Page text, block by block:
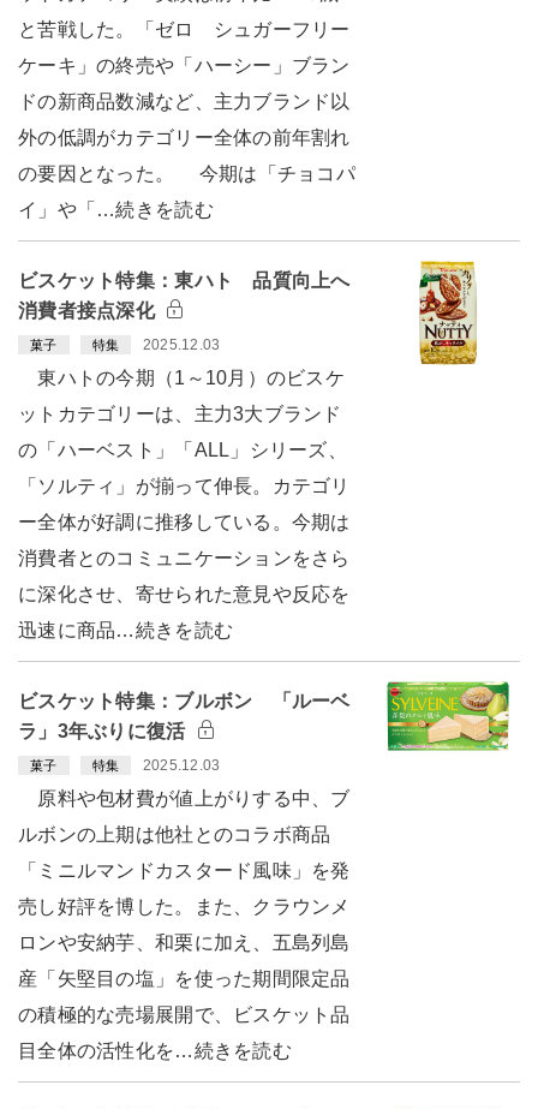
と苦戦した。「ゼロ シュガーフリー
ケーキ」の終売や「ハーシー」ブラン
ドの新商品数減など、主力ブランド以
外の低調がカテゴリー全体の前年割れ
の要因となった。 今期は「チョコパ
イ」や「…続きを読む
ビスケット特集：東ハト 品質向上へ
消費者接点深化
菓子 特集 2025.12.03
東ハトの今期（1～10月）のビスケ
ットカテゴリーは、主力3大ブランド
の「ハーベスト」「ALL」シリーズ、
「ソルティ」が揃って伸長。カテゴリ
ー全体が好調に推移している。今期は
消費者とのコミュニケーションをさら
に深化させ、寄せられた意見や反応を
迅速に商品…続きを読む
ビスケット特集：ブルボン 「ルーベ
ラ」3年ぶりに復活
菓子 特集 2025.12.03
原料や包材費が値上がりする中、ブ
ルボンの上期は他社とのコラボ商品
「ミニルマンドカスタード風味」を発
売し好評を博した。また、クラウンメ
ロンや安納芋、和栗に加え、五島列島
産「矢堅目の塩」を使った期間限定品
の積極的な売場展開で、ビスケット品
目全体の活性化を…続きを読む